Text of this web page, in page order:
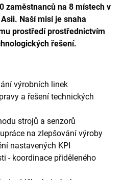
zaměstnanců na 8 místech v
Naší misí je snaha
prostředí prostřednictvím
řešení.
výrobních linek
a řešení technických
strojů a senzorů
na zlepšování výroby
nastavených KPI
- koordinace přiděleného